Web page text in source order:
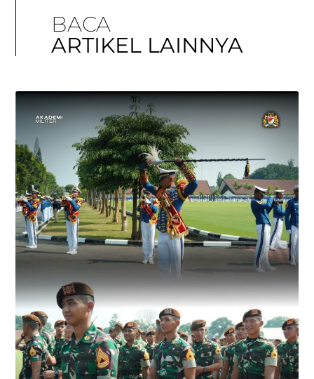
BACA
ARTIKEL LAINNYA